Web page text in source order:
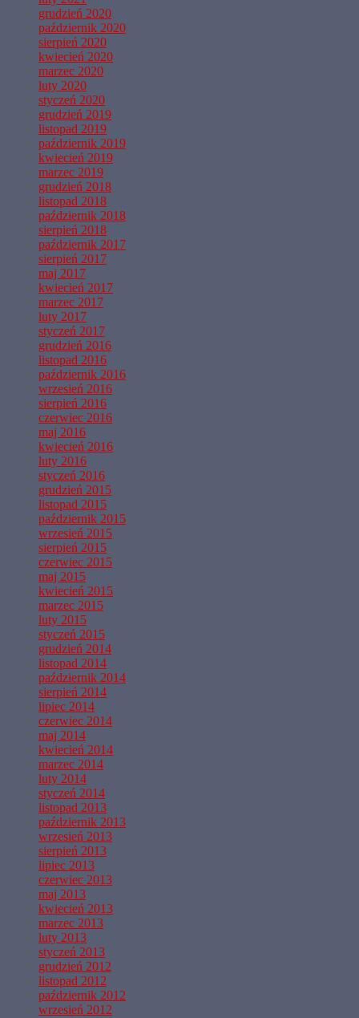
grudzień 2020
październik 2020
sierpień 2020
kwiecień 2020
marzec 2020
luty 2020
styczeń 2020
grudzień 2019
listopad 2019
październik 2019
kwiecień 2019
marzec 2019
grudzień 2018
listopad 2018
październik 2018
sierpień 2018
październik 2017
sierpień 2017
maj 2017
kwiecień 2017
marzec 2017
luty 2017
styczeń 2017
grudzień 2016
listopad 2016
październik 2016
wrzesień 2016
sierpień 2016
czerwiec 2016
maj 2016
kwiecień 2016
luty 2016
styczeń 2016
grudzień 2015
listopad 2015
październik 2015
wrzesień 2015
sierpień 2015
czerwiec 2015
maj 2015
kwiecień 2015
marzec 2015
luty 2015
styczeń 2015
grudzień 2014
listopad 2014
październik 2014
sierpień 2014
lipiec 2014
czerwiec 2014
maj 2014
kwiecień 2014
marzec 2014
luty 2014
styczeń 2014
listopad 2013
październik 2013
wrzesień 2013
sierpień 2013
lipiec 2013
czerwiec 2013
maj 2013
kwiecień 2013
marzec 2013
luty 2013
styczeń 2013
grudzień 2012
listopad 2012
październik 2012
wrzesień 2012